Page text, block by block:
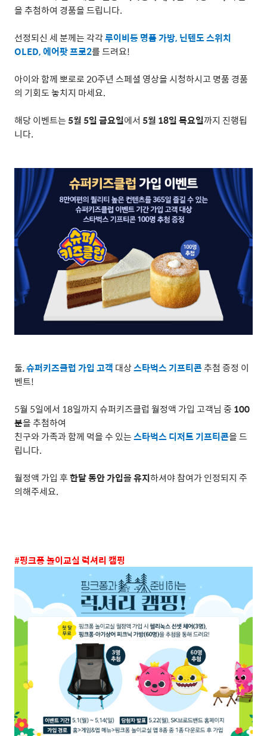
을 추첨하여 경품을 드립니다.
선정되신 세 분께는 각각루이비통 명품 가방, 닌텐도 스위치
OLED,에어팟 프로2를 드려요!
아이와 함께 뽀로로20주년 스페셜 영상을 시청하시고 명품 경품
의 기회도 놓치지 마세요.
해당 이벤트는5월5일 금요일에서 5월 18일 목요일까지 진행됩
니다.
둘,슈퍼키즈클럽 가입 고객 대상스타벅스 기프티콘추첨 증정 이
벤트!
5월 5일에서 18일까지 슈퍼키즈클럽 월정액 가입 고객님 중 100
분을 추첨하여
친구와 가족과 함께 먹을 수 있는스타벅스 디저트 기프티콘을 드
립니다.
월정액 가입 후한달 동안 가입을 유지하셔야 참여가 인정되지 주
의해주세요.
#핑크퐁 놀이교실 럭셔리 캠핑